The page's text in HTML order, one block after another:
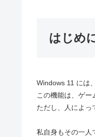
はじめ
Windows 11 には
この機能は、ゲー
ただし、人によっ
私自身もその一人